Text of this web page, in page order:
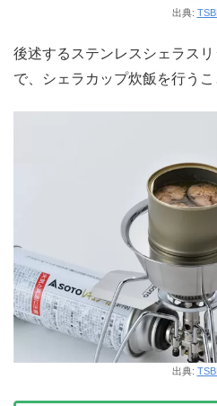
出典:
後述するステンレスシェラス
で、シェラカップ炊飯を行うこ
出典: